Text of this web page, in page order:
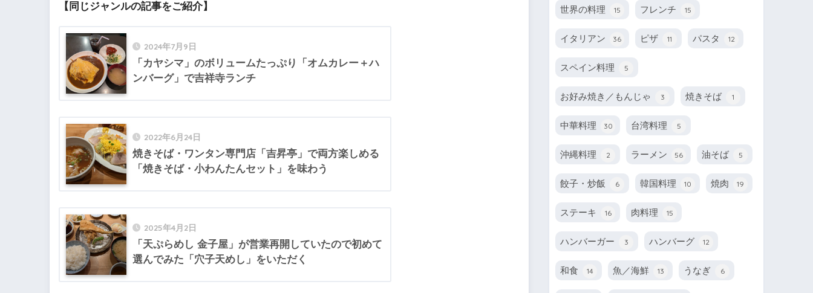
【同じジャンルの記事をご紹介】
2024年7月9日
「カヤシマ」のボリュームたっぷり「オムカレー＋ハ
ンバーグ」で吉祥寺ランチ
2022年6月24日
焼きそば・ワンタン専門店「吉昇亭」で両方楽しめる
「焼きそば・小わんたんセット」を味わう
2025年4月2日
「天ぷらめし 金子屋」が営業再開していたので初めて
選んでみた「穴子天めし」をいただく
世界の料理 15 フレンチ 15
イタリアン 36 ピザ 11 パスタ 12
スペイン料理 5
お好み焼き／もんじゃ 3 焼きそば 1
中華料理 30 台湾料理 5
沖縄料理 2 ラーメン 56 油そば 5
餃子・炒飯 6 韓国料理 10 焼肉 19
ステーキ 16 肉料理 15
ハンバーガー 3 ハンバーグ 12
和食 14 魚／海鮮 13 うなぎ 6